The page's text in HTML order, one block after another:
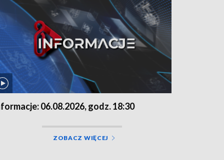
06.08.2026, godz. 18:30
ZOBACZ WIĘCEJ